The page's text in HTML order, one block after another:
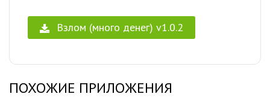
Взлом (много денег) v1.0.2
ПОХОЖИЕ ПРИЛОЖЕНИЯ